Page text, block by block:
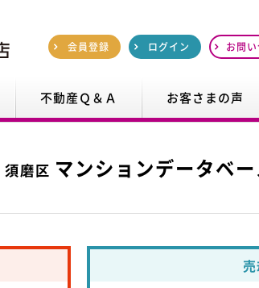
会員登録 ログイン お問
不動産Ｑ＆Ａ お客さまの声
磨区 マンションデータベ